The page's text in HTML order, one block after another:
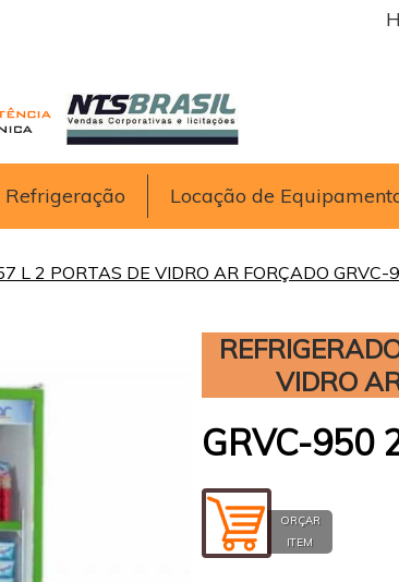
Refrigeração Locação de
L 2 PORTAS DE VIDRO AR FORÇADO
VIDRO
GRVC-950
ORÇAR
ITEM